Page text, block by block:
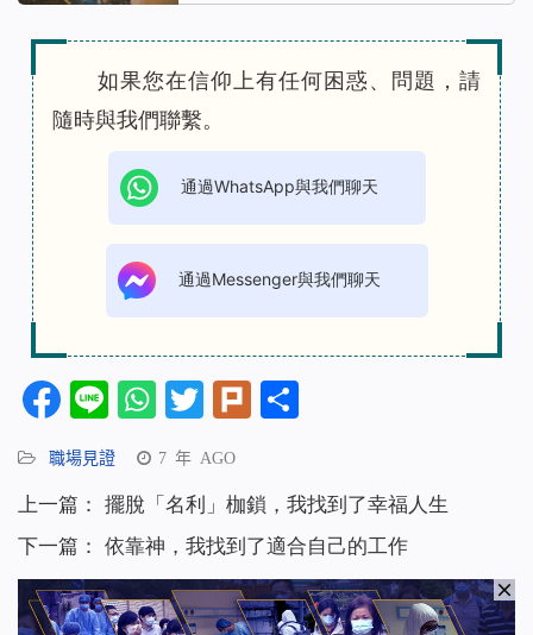
如果您在信仰上有任何困惑、問題，請
隨時與我們聯繫。
通過WhatsApp與我們聊天
通過Messenger與我們聊天
Facebook
LineWhatsApp
Twitter
Plurk
職場見證 7 年 AGO
上一篇： 擺脫「名利」枷鎖，我找到了幸福人生
下一篇： 依靠神，我找到了適合自己的工作